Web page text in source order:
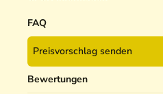
FAQ
Preisvorschlag senden
Bewertungen